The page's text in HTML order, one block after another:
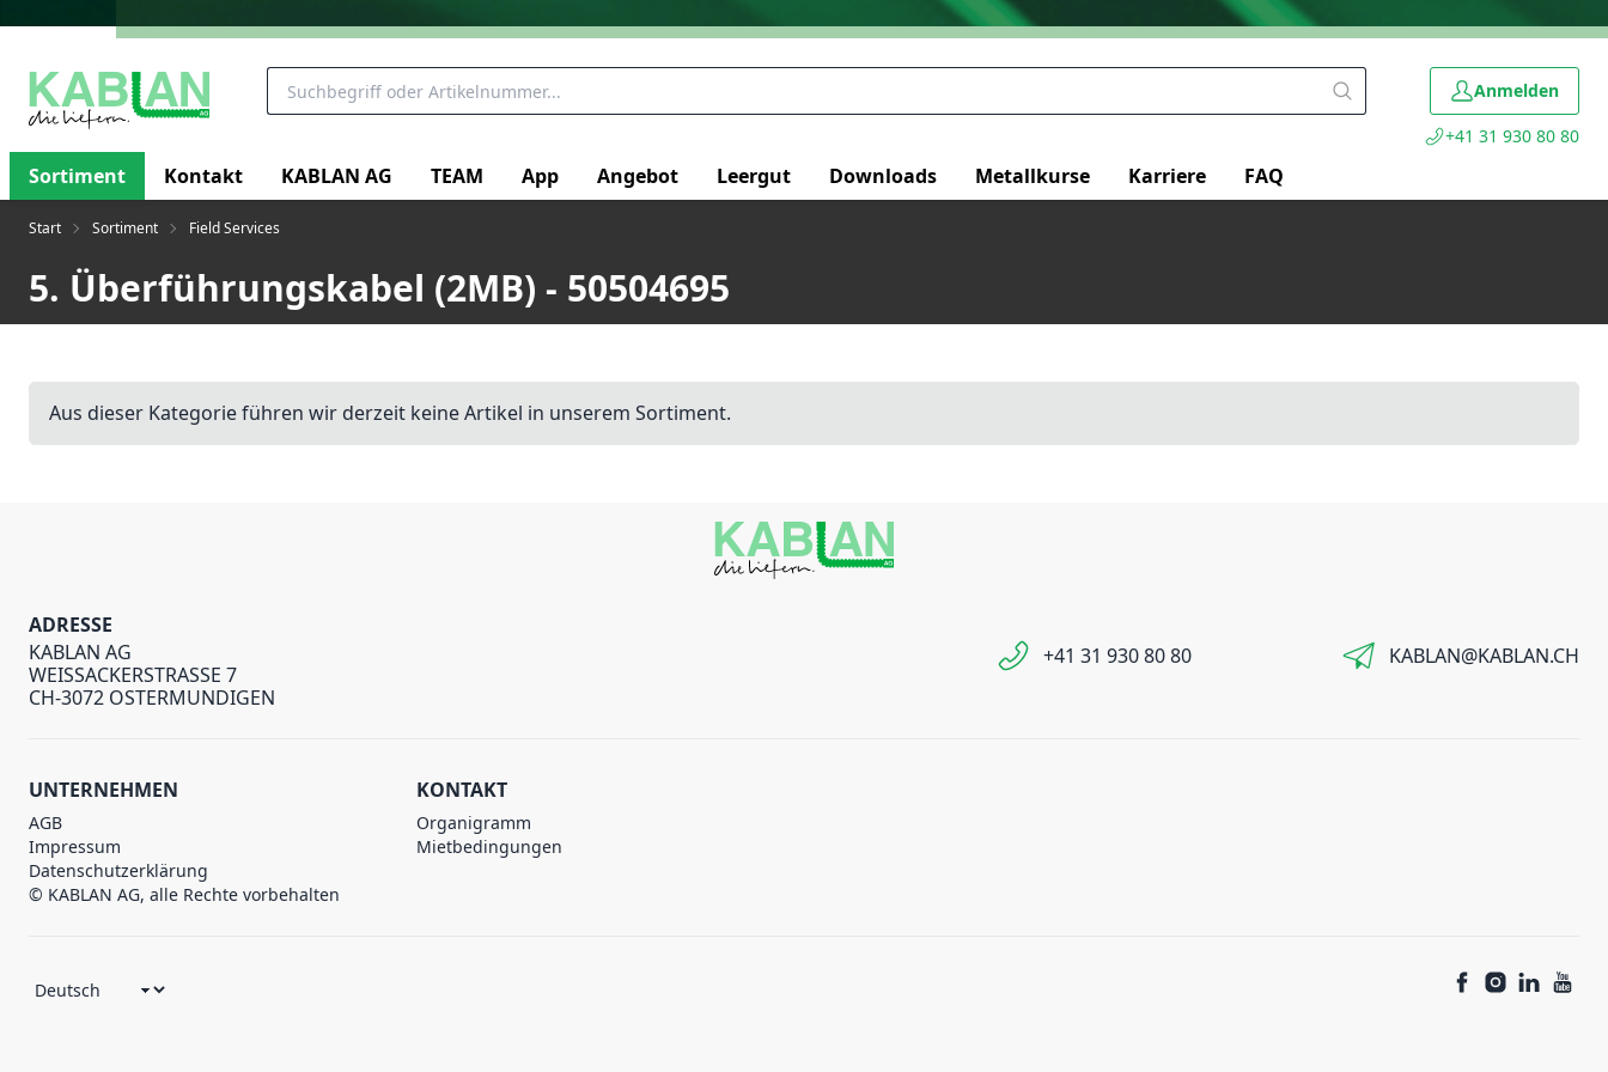
Anmelden
+41 31 930 80 80
Sortiment Kontakt KABLAN AG TEAM App Angebot Leergut Downloads Metallkurse Karriere FAQ
Start Sortiment Field Services
5. Überführungskabel (2MB) - 50504695
Aus dieser Kategorie führen wir derzeit keine Artikel in unserem Sortiment.
ADRESSE
KABLAN AG
WEISSACKERSTRASSE 7
CH-3072 OSTERMUNDIGEN
+41 31 930 80 80 KABLAN@KABLAN.CH
UNTERNEHMEN
AGB
Impressum
Datenschutzerklärung
© KABLAN AG, alle Rechte vorbehalten
KONTAKT
Organigramm
Mietbedingungen